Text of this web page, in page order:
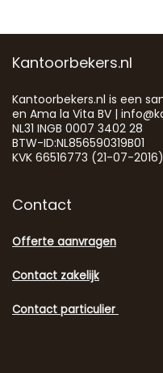
Kantoorbekers.nl
Kantoorbekers.nl is een
en Ama la Vita BV |
NL31 INGB 0007 3402 28
BTW-ID:NL856590319B01
KVK 66516773 (21-07-2016)
Contact
Offerte aanvragen
Contact zakelijk
Contact particulier